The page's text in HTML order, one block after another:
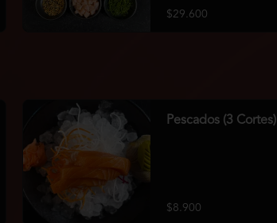
bolsa con 6u de algas.
$29.600
Pescados (3 Cortes)
$8.900